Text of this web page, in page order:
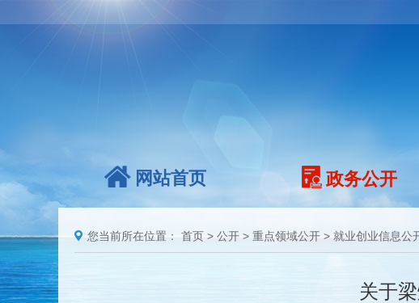
网站首页 政务公开
您当前所在位置： 首页 > 公开 > 重点领域公开 > 就业创业信息公
关于